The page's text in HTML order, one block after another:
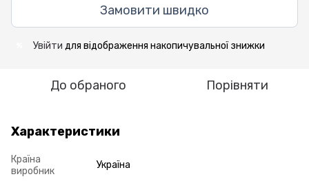
Замовити швидко
Увійти для відображення накопичувальної знижки
До обраного Порівняти
Характеристики
Країна
виробник
Україна